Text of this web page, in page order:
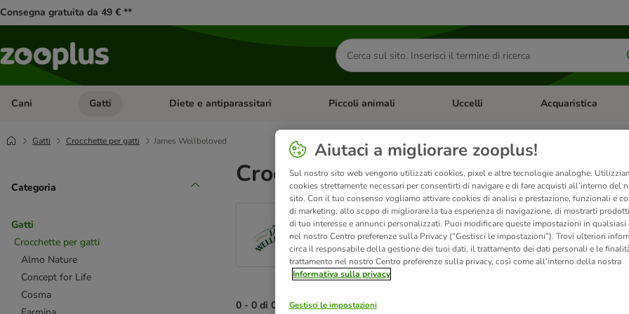
Consegna gratuita da 49 € **
Cerca
prodotti
Cani Apri Menu Categoria: Cani
Gatti Apri Menu Categoria: Gatti
Diete e antiparassitari Apri Menu Categoria: Diete e antiparassitari
Piccoli animali Apri Menu Categoria: Piccoli animali
Uccelli Apri Menu Categoria:
Acquaristica
Gatti Crocchette per gatti James Wellbeloved
Categoria
Gatti
Crocchette per gatti
Almo Nature
Concept for Life
Cosma
Crocchette per gatti James
James Wellbeloved offre al tuo gatto una linea di alimenti completi a base
0 - 0 di 0 risultati
Aiutaci a migliorare zooplus!
Sul nostro sito web vengono utilizzati cookies, pixel e altre tecnologie analoghe.
cookies strettamente necessari per consentirti di navigare e di fare acquisti all’interno del
sito. Con il tuo consenso vogliamo attivare cookies di analisi e prestazione, funzionali e
di marketing, allo scopo di migliorare la tua esperienza di navigazione, di mostrarti
di tuo interesse e annunci personalizzati. Puoi modificare queste impostazioni in qualsiasi
nel nostro Centro preferenze sulla Privacy (“Gestisci le impostazioni”). Trovi ulteriori
circa il responsabile della gestione dei tuoi dati, il trattamento dei dati personali e le
trattamento nel nostro Centro preferenze sulla privacy, così come all’interno della nostra
Informativa sulla privacy
Gestisci le impostazioni